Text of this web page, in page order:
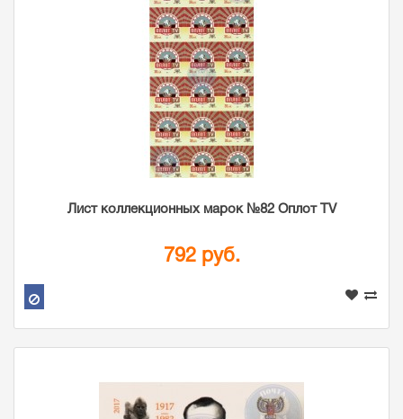
Лист коллекционных марок №82 Оплот TV
792 руб.